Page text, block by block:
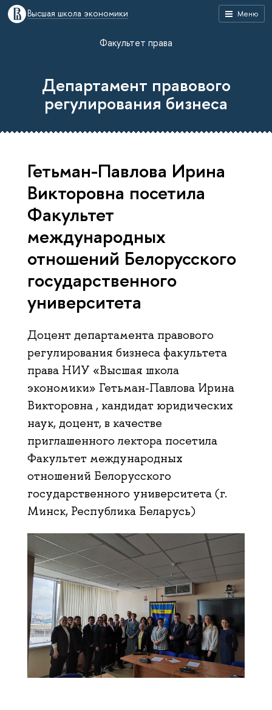
Меню
Высшая школа экономики
Факультет права
Департамент правового
регулирования бизнеса
Гетьман-Павлова Ирина
Викторовна посетила
Факультет
международных
отношений Белорусского
государственного
университета
Доцент департамента правового
регулирования бизнеса факультета
права НИУ «Высшая школа
экономики» Гетьман-Павлова Ирина
Викторовна , кандидат юридических
наук, доцент, в качестве
приглашенного лектора посетила
Факультет международных
отношений Белорусского
государственного университета (г.
Минск, Республика Беларусь)